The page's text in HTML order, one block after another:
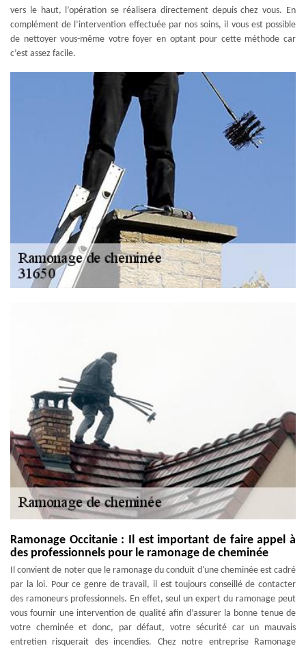
vers le haut, l’opération se réalisera directement depuis chez vous. En
complément de l’intervention effectuée par nos soins, il vous est possible
de nettoyer vous-même votre foyer en optant pour cette méthode car
c’est assez facile.
Ramonage Occitanie : Il est important de faire appel à
des professionnels pour le ramonage de cheminée
Il convient de noter que le ramonage du conduit d'une cheminée est cadré
par la loi. Pour ce genre de travail, il est toujours conseillé de contacter
des ramoneurs professionnels. En effet, seul un expert du ramonage peut
vous fournir une intervention de qualité afin d’assurer la bonne tenue de
votre cheminée et donc, par défaut, votre sécurité car un mauvais
entretien risquerait des incendies. Chez notre entreprise Ramonage